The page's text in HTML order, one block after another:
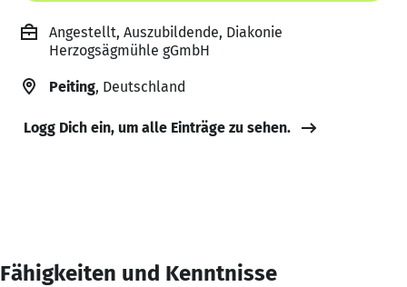
Angestellt, Auszubildende, Diakonie
Herzogsägmühle gGmbH
Peiting, Deutschland
Logg Dich ein, um alle Einträge zu sehen.
Fähigkeiten und Kenntnisse